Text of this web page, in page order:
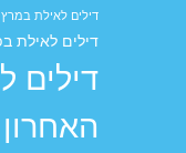
דילים לאילת במרץ
דילים לאילת
דילים
האחרון